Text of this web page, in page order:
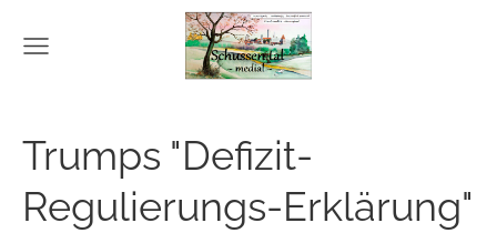
Trumps "Defizit-
Regulierungs-Erklärung"